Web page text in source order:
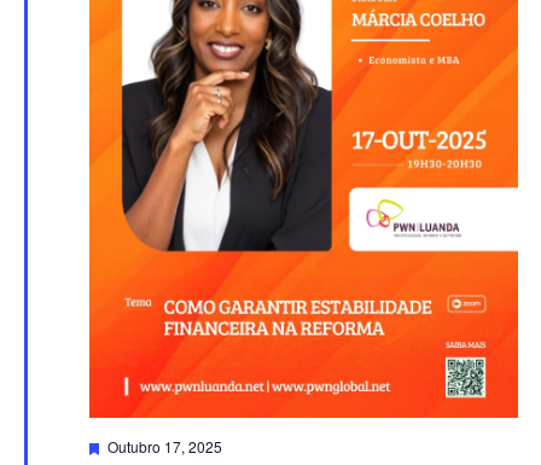
Destacado
Outubro 17, 2025